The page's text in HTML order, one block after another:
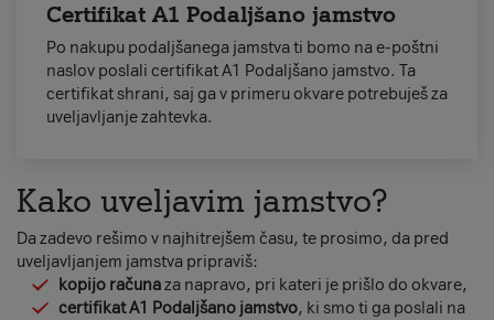
Certifikat A1 Podaljšano jamstvo
Po nakupu podaljšanega jamstva ti bomo na e-poštni
naslov poslali certifikat A1 Podaljšano jamstvo. Ta
certifikat shrani, saj ga v primeru okvare potrebuješ za
uveljavljanje zahtevka.
Kako uveljavim jamstvo?
Da zadevo rešimo v najhitrejšem času, te prosimo, da pred
uveljavljanjem jamstva pripraviš:
kopijo računaza napravo, pri kateri je prišlo do okvare,
certifikat A1 Podaljšano jamstvo, ki smo ti ga poslali na